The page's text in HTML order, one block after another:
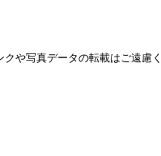
や写真データの転載はご遠慮く